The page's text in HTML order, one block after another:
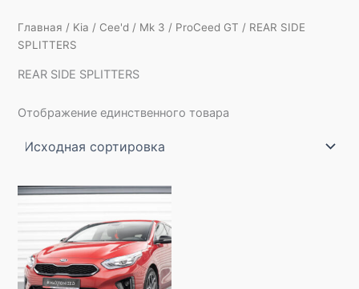
Главная / Kia / Cee'd / Mk 3 / ProCeed GT / REAR SIDE
SPLITTERS
REAR SIDE SPLITTERS
Отображение единственного товара